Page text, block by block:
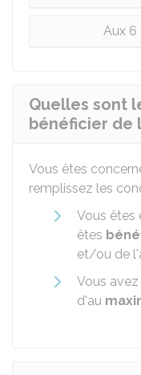
Aux 6
Quelles sont
bénéficier de
Vous êtes
remplissez les
Vous êtes
êtes
et/ou de
Vous
d'au